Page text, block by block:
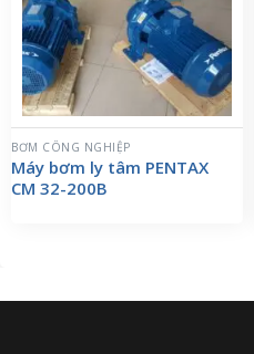
BƠM CÔNG NGHIỆP
Máy bơm ly tâm PENTAX
CM 32-200B